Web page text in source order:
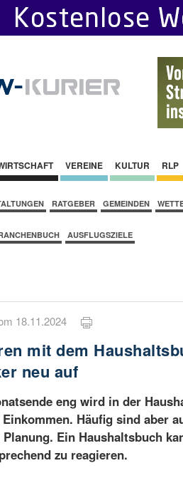
VEREINE KULTUR RLP
RATGEBER GEMEINDEN
AUSFLUGSZIELE
18.11.2024
mit dem
neu auf
eng wird in der
Häufig sind aber
Ein Haushaltsbuch
zu reagieren.